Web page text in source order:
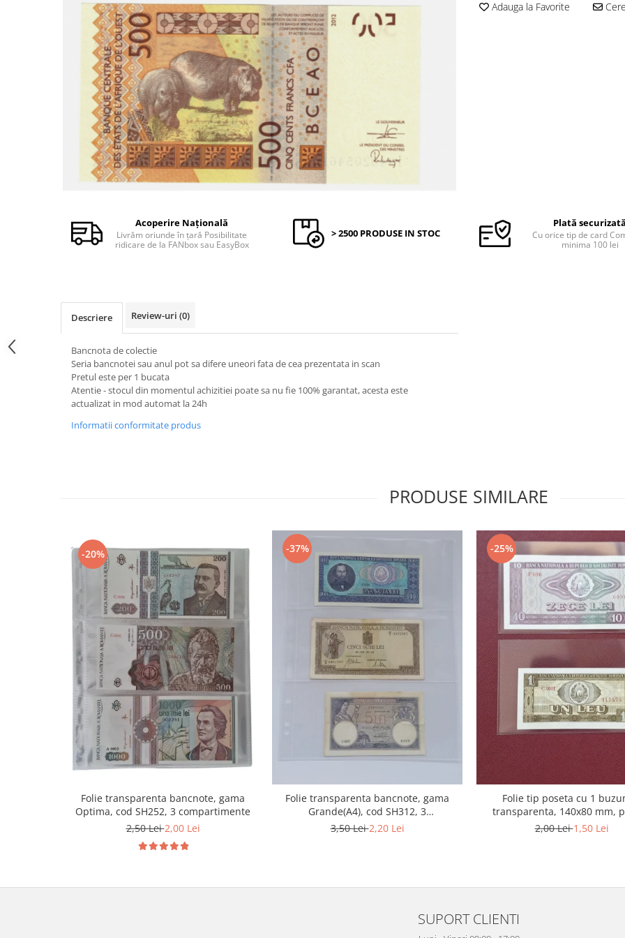
Monede Australia si Oceania
Monede Euro, Eurocenti
Bancnote Romania
Accesorii colectie bancnote
Albume cu folii pentru stocare
Folii pentru stocare bancnote, la
cu 1 buzunar
Bancnote straine
Bancnote Africa
Bancnote America
Bancnote Asia
Bancnote Australia si Oceania
Bancnote Europa
Gradate PMG
Din trusa colectionarului
Insigne/Medalii/Decoratii
Adauga la Favorite
Acoperire Națională
Livrăm oriunde în țară Posibilitate
ridicare de la FANbox sau EasyBox
> 2500 PRODUSE IN STOC
Plată
Cu orice tip de card
minima 100 lei
Descriere Review-uri (0)
Bancnota de colectie
Seria bancnotei sau anul pot sa difere uneori fata de cea prezentata in scan
Pretul este per 1 bucata
Atentie - stocul din momentul achizitiei poate sa nu fie 100% garantat, acesta este
actualizat in mod automat la 24h
Informatii conformitate produs
PRODUSE SIMILARE
-20%
Folie transparenta bancnote, gama
Optima, cod SH252, 3 compartimente
2,50 Lei2,00 Lei
-37%
Folie transparenta bancnote, gama
Grande(A4), cod SH312, 3
compartimente
3,50 Lei2,20 Lei
-25%
Folie tip poseta cu 1
transparenta, 140x80 mm,
bancnote
2,00 Lei1,50 Lei
SUPORT CLIENTI